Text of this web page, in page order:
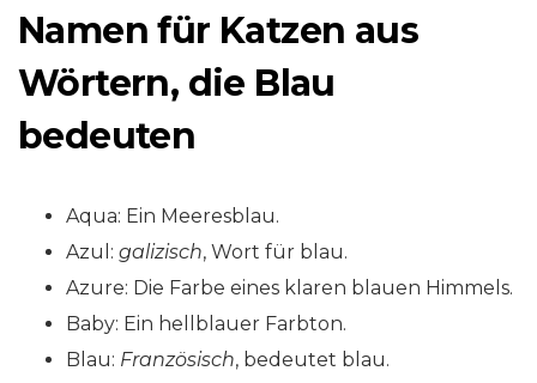
Namen für Katzen aus
Wörtern, die Blau
bedeuten
Aqua: Ein Meeresblau.
Azul: galizisch, Wort für blau.
Azure: Die Farbe eines klaren blauen Himmels.
Baby: Ein hellblauer Farbton.
Blau: Französisch, bedeutet blau.